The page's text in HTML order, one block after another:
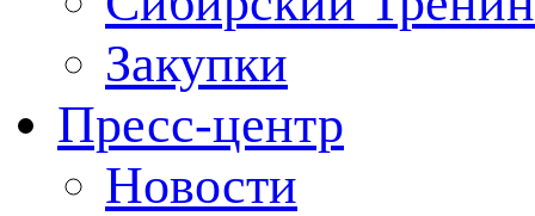
Закупки
Пресс-центр
Новости